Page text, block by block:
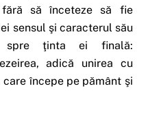
să înceteze să fie
sensul şi caracterul său
o spre ţinta ei finală:
adică unirea cu
care începe pe pământ şi